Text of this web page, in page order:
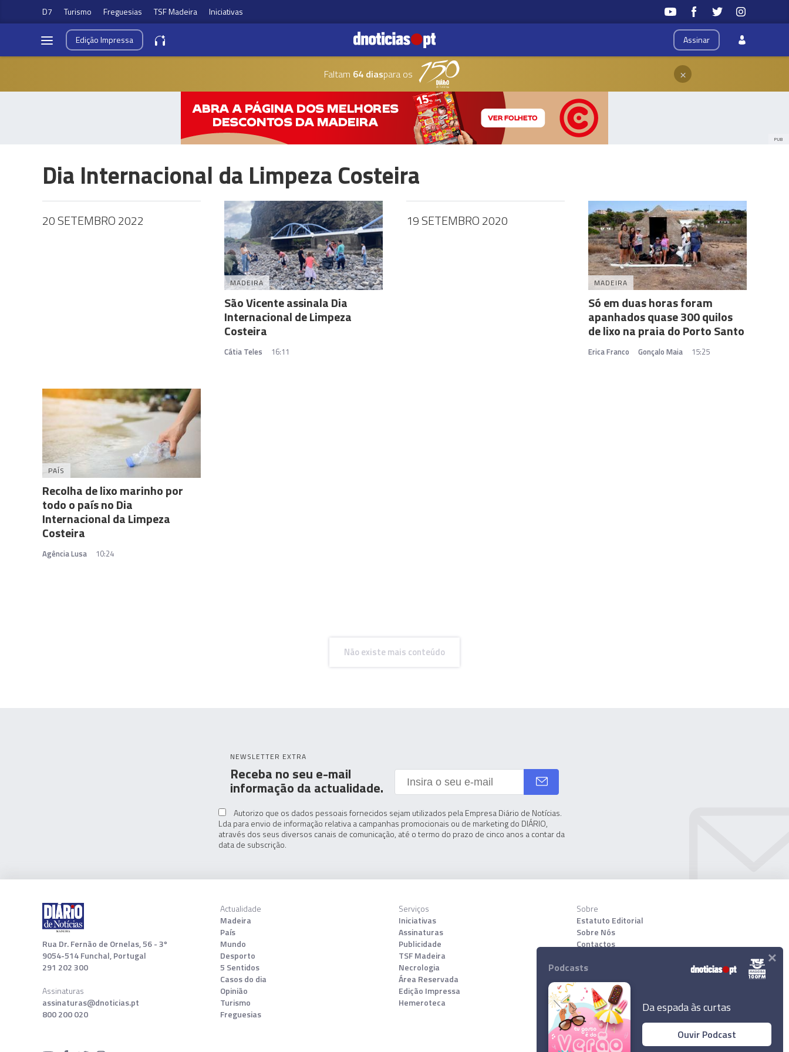
D7 Turismo Freguesias TSF Madeira Iniciativas
Assinar
EdiçãoImpressa
Faltam 64 diaspara os ×
PUB
Dia Internacional da Limpeza Costeira
20 SETEMBRO 2022
MADEIRA
São Vicente assinala Dia
Internacional de Limpeza
Costeira
Cátia Teles 16:11
19 SETEMBRO 2020
MADEIRA
Só em duas horas foram
apanhados quase 300 quilos
de lixo na praia do Porto Santo
Erica Franco Gonçalo Maia 15:25
PAÍS
Recolha de lixo marinho por
todo o país no Dia
Internacional da Limpeza
Costeira
Agência Lusa 10:24
Não existe mais conteúdo
NEWSLETTER EXTRA
Receba no seu e-mail
informação da actualidade.
Autorizo que os dados pessoais fornecidos sejam utilizados pela Empresa Diário de Notícias.
Lda para envio de informação relativa a campanhas promocionais ou de marketing do DIÁRIO,
através dos seus diversos canais de comunicação, até o termo do prazo de cinco anos a contar da
data de subscrição.
Rua Dr. Fernão de Ornelas, 56 - 3º
9054-514 Funchal, Portugal
291 202 300
Assinaturas
assinaturas@dnoticias.pt
800 200 020
Actualidade
Madeira
País
Mundo
Desporto
5 Sentidos
Casos do dia
Opinião
Turismo
Freguesias
Serviços
Iniciativas
Assinaturas
Publicidade
TSF Madeira
Necrologia
Área Reservada
Edição Impressa
Hemeroteca
Sobre
Estatuto Editorial
Sobre Nós
Contactos
Download App
Podcasts
Da espada às curtas
Ouvir Podcast
×